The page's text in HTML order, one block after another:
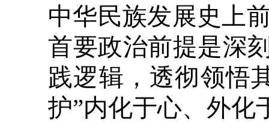
中华民族发展史上
首要政治前提是深
践逻辑，透彻领悟
护”内化于心、外化